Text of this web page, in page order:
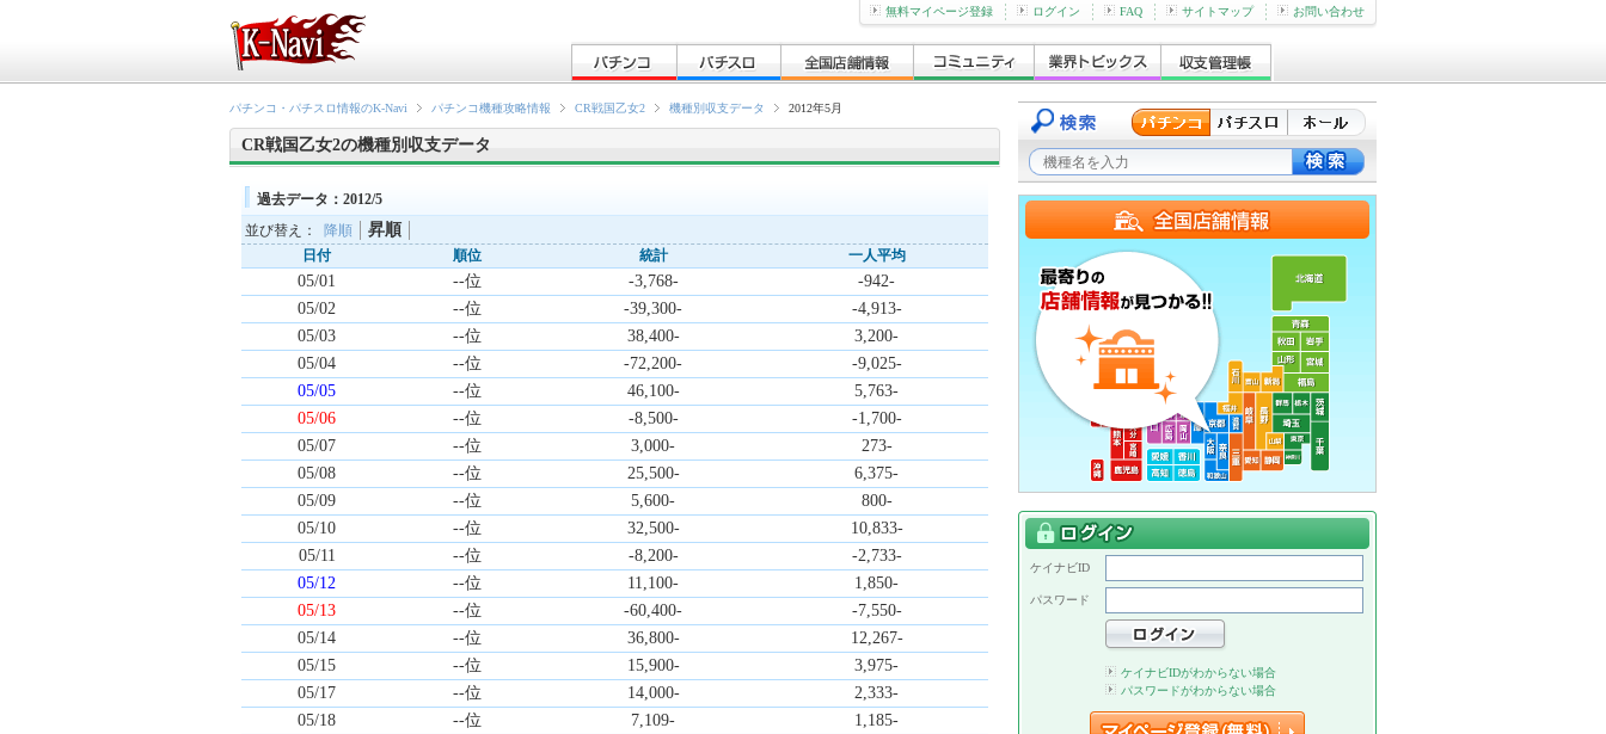
無料マイページ登録 ログイン FAQ サイトマップ お問い合わせ
パチンコ・パチスロ情報のK-Navi パチンコ機種攻略情報 CR戦国乙女2 機種別収支データ 2012年5月
CR戦国乙女2の機種別収支データ
過去データ：2012/5
並び替え：
降順 昇順
日付 順位 統計 一人平均
05/01 --位 -3,768-
-942-
05/02
--位 -39,300-
-4,913-
05/03
--位 38,400-
3,200-
05/04
--位 -72,200-
-9,025-
05/05
--位 46,100-
5,763-
05/06
--位 -8,500-
-1,700-
05/07
--位 3,000-
273-
05/08
--位 25,500-
6,375-
05/09
--位 5,600-
800-
05/10
--位 32,500-
10,833-
05/11
--位 -8,200-
-2,733-
05/12
--位 11,100-
1,850-
05/13
--位 -60,400-
-7,550-
05/14
--位 36,800-
12,267-
05/15
--位 15,900-
3,975-
05/17
--位 14,000-
2,333-
05/18
--位 7,109-
1,185-
ケイナビID
パスワード
ケイナビIDがわからない場合
パスワードがわからない場合